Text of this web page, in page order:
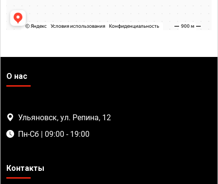
О нас
Ульяновск, ул. Репина, 12
Пн-Сб | 09:00 - 19:00
Контакты